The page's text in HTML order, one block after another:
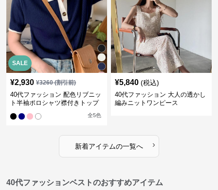
SALE
¥2,930 ¥3260(割引前)
40代ファッション 配色リブニッ
ト半袖ポロシャツ襟付きトップ
全5色
¥5,840 (税込)
40代ファッション 大人の透かし
編みニットワンピース
新着アイテムの一覧へ ›
40代ファッションベストのおすすめアイテム